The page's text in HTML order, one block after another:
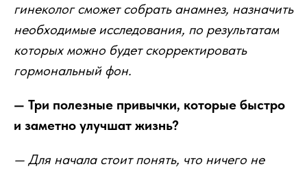
гинеколог сможет собрать анамнез, назначить
необходимые исследования, по результатам
которых можно будет скорректировать
гормональный фон.
— Три полезные привычки, которые быстро
и заметно улучшат жизнь?
— Для начала стоит понять, что ничего не